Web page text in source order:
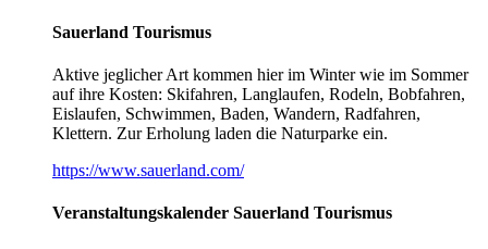
Sauerland Tourismus
Aktive jeglicher Art kommen hier im Winter wie im Sommer
auf ihre Kosten: Skifahren, Langlaufen, Rodeln, Bobfahren,
Eislaufen, Schwimmen, Baden, Wandern, Radfahren,
Klettern. Zur Erholung laden die Naturparke ein.
https://www.sauerland.com/
Veranstaltungskalender Sauerland Tourismus